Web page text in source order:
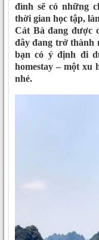
đình sẽ có những
thời gian học tập,
Cát Bà đang được
đây đang trở thành
bạn có ý định đi
homestay – một xu
nhé.